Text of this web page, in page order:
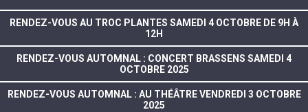
RENDEZ-VOUS AU TROC PLANTES SAMEDI 4 OCTOBRE DE 9H À
12H
RENDEZ-VOUS AUTOMNAL : CONCERT BRASSENS SAMEDI 4
OCTOBRE 2025
RENDEZ-VOUS AUTOMNAL : AU THÉÂTRE VENDREDI 3 OCTOBRE
2025